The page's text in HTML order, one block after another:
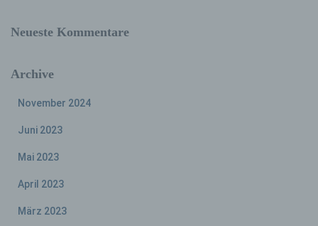
Neueste Kommentare
Archive
November 2024
Juni 2023
Mai 2023
April 2023
März 2023
es sich bei ihr um einen Dritten handelt oder
personenbezogene Daten erhalten, gelten
Person, Behörde, Einrichtung oder andere